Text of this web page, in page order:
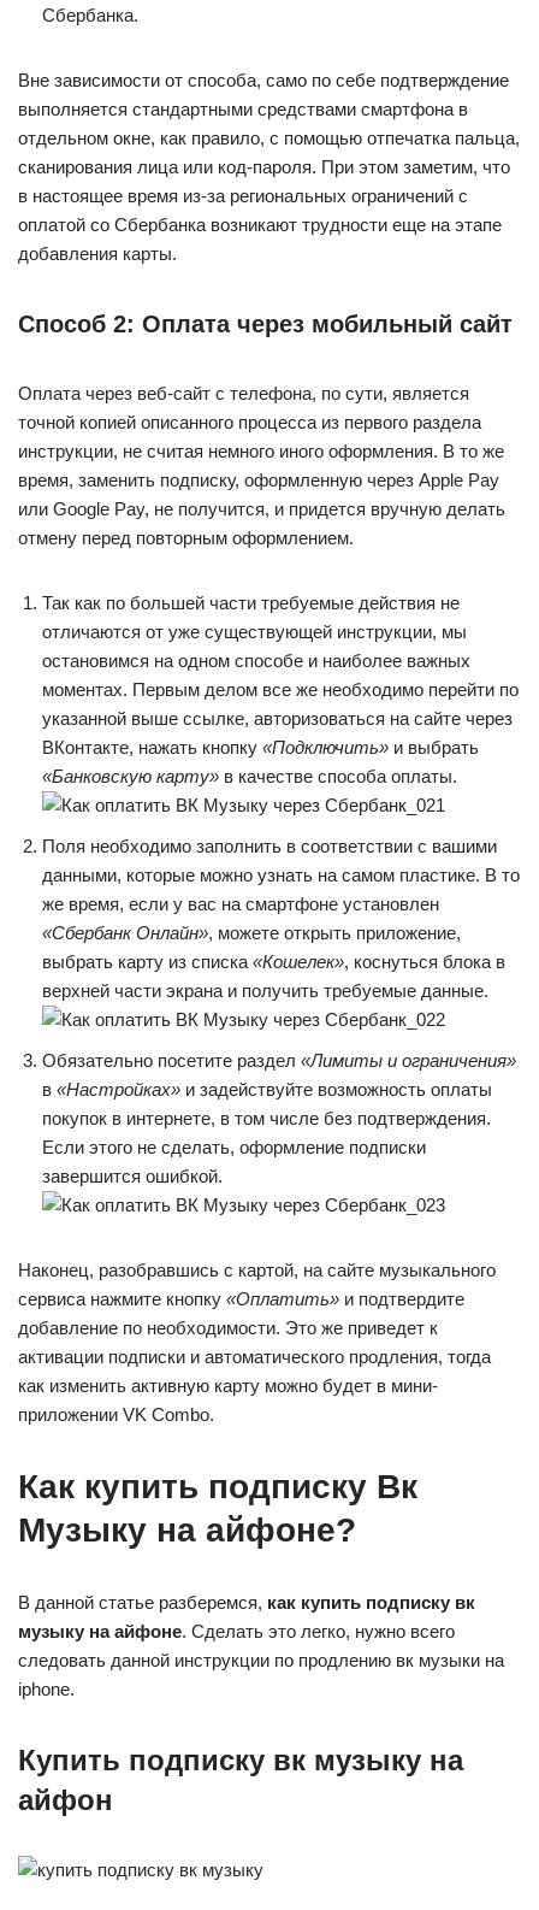
Сбербанка.
Вне зависимости от способа, само по себе подтверждение
выполняется стандартными средствами смартфона в
отдельном окне, как правило, с помощью отпечатка пальца,
сканирования лица или код-пароля. При этом заметим, что
в настоящее время из-за региональных ограничений с
оплатой со Сбербанка возникают трудности еще на этапе
добавления карты.
Способ 2: Оплата через мобильный сайт
Оплата через веб-сайт с телефона, по сути, является
точной копией описанного процесса из первого раздела
инструкции, не считая немного иного оформления. В то же
время, заменить подписку, оформленную через Apple Pay
или Google Pay, не получится, и придется вручную делать
отмену перед повторным оформлением.
Так как по большей части требуемые действия не
отличаются от уже существующей инструкции, мы
остановимся на одном способе и наиболее важных
моментах. Первым делом все же необходимо перейти по
указанной выше ссылке, авторизоваться на сайте через
ВКонтакте, нажать кнопку «Подключить» и выбрать
«Банковскую карту» в качестве способа оплаты.
Поля необходимо заполнить в соответствии с вашими
данными, которые можно узнать на самом пластике. В то
же время, если у вас на смартфоне установлен
«Сбербанк Онлайн», можете открыть приложение,
выбрать карту из списка «Кошелек», коснуться блока в
верхней части экрана и получить требуемые данные.
Обязательно посетите раздел «Лимиты и ограничения»
в «Настройках» и задействуйте возможность оплаты
покупок в интернете, в том числе без подтверждения.
Если этого не сделать, оформление подписки
завершится ошибкой.
Наконец, разобравшись с картой, на сайте музыкального
сервиса нажмите кнопку «Оплатить» и подтвердите
добавление по необходимости. Это же приведет к
активации подписки и автоматического продления, тогда
как изменить активную карту можно будет в мини-
приложении VK Combo.
Как купить подписку Вк
Музыку на айфоне?
В данной статье разберемся, как купить подписку вк
музыку на айфоне. Сделать это легко, нужно всего
следовать данной инструкции по продлению вк музыки на
iphone.
Купить подписку вк музыку на
айфон